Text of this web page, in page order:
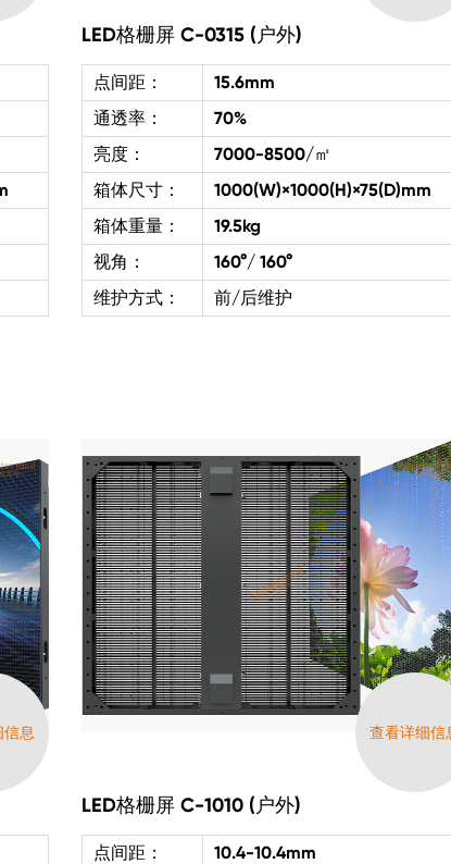
LED格栅屏 C-0315 (户外)
点间距：
15.6mm
通透率：
70%
亮度：
7000-8500/㎡
箱体尺寸：
1000(W)×1000(H)×75(D)mm
箱体重量：
19.5kg
视角：
160°/ 160°
维护方式：
前/后维护
信息 查看详细信
LED格栅屏 C-1010 (户外)
点间距：
10.4-10.4mm